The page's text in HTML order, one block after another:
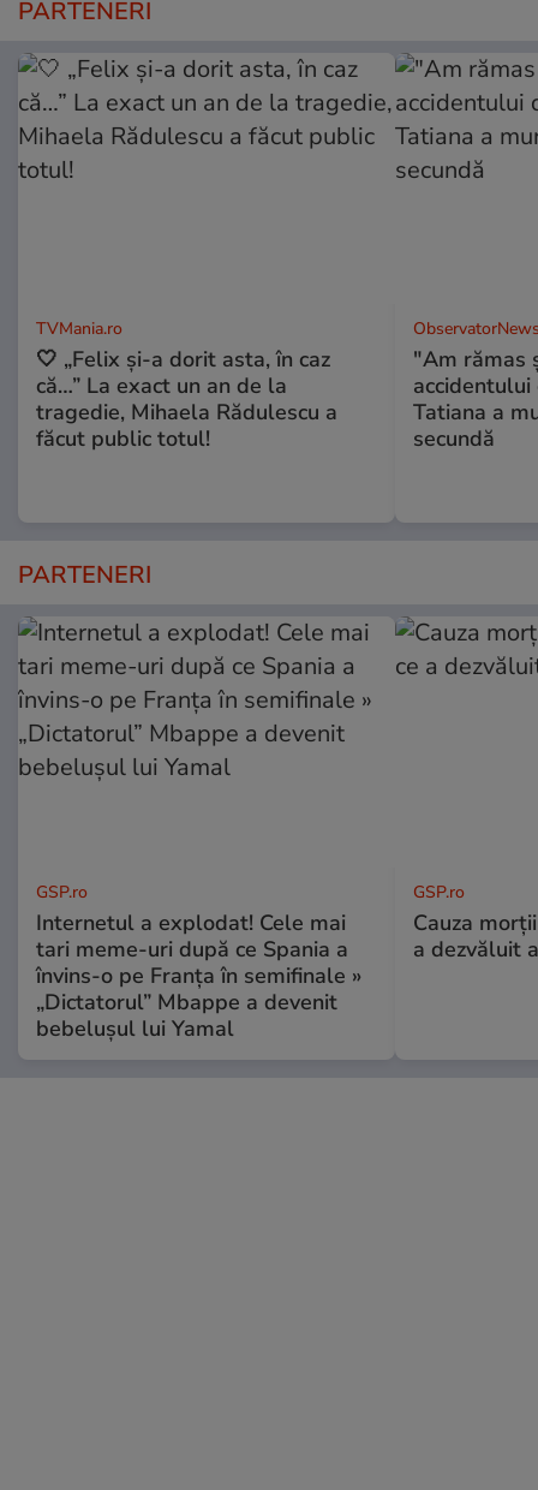
PARTENERI
TVMania.ro
🤍 „Felix și-a dorit asta, în caz
că…” La exact un an de la
tragedie, Mihaela Rădulescu a
făcut public totul!
"Am rămas
accidentului
Tatiana a
secundă
PARTENERI
GSP.ro
Internetul a explodat! Cele mai
tari meme-uri după ce Spania a
învins-o pe Franța în semifinale »
„Dictatorul” Mbappe a devenit
bebelușul lui Yamal
GSP.ro
Cauza
a dezvăluit